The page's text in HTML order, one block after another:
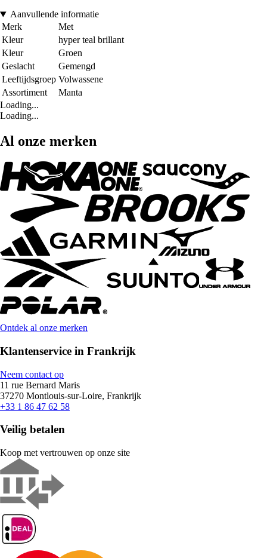
Aanvullende informatie
Merk
Met
Kleur
hyper teal brillant
Kleur
Groen
Geslacht
Gemengd
Leeftijdsgroep Volwassene
Assortiment
Manta
Loading...
Loading...
Al onze merken
Ontdek al onze merken
Klantenservice in Frankrijk
Neem contact op
11 rue Bernard Maris
37270 Montlouis-sur-Loire, Frankrijk
+33 1 86 47 62 58
Veilig betalen
Koop met vertrouwen op onze site